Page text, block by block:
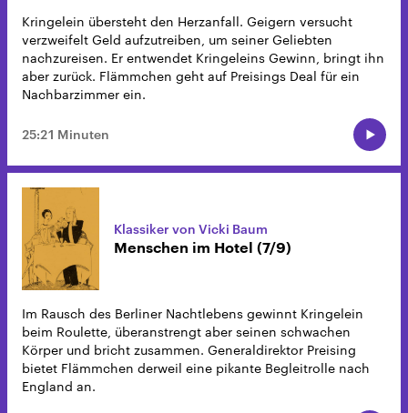
Kringelein übersteht den Herzanfall. Geigern versucht
verzweifelt Geld aufzutreiben, um seiner Geliebten
nachzureisen. Er entwendet Kringeleins Gewinn, bringt ihn
aber zurück. Flämmchen geht auf Preisings Deal für ein
Nachbarzimmer ein.
25:21 Minuten
Klassiker von Vicki Baum
Menschen im Hotel (7/9)
Im Rausch des Berliner Nachtlebens gewinnt Kringelein
beim Roulette, überanstrengt aber seinen schwachen
Körper und bricht zusammen. Generaldirektor Preising
bietet Flämmchen derweil eine pikante Begleitrolle nach
England an.